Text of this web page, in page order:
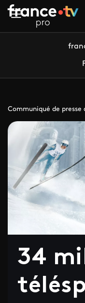
Aller au contenu
Communiqué de
34